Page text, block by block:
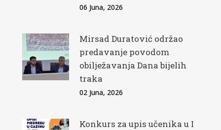
06 Juna, 2026
Mirsad Duratović održao
predavanje povodom
obilježavanja Dana bijelih
traka
02 Juna, 2026
Konkurs za upis učenika u I